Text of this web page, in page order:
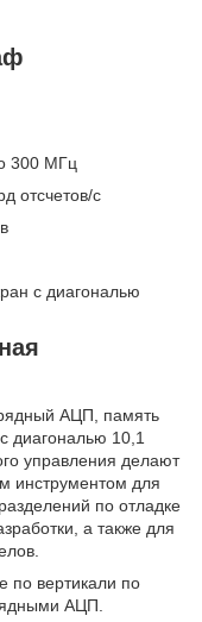
300 МГц
отсчетов/с
с диагональю
АЦП, память
диагональю 10,1
управления делают
инструментом для
по отладке
а также для
по вертикали по
АЦП.